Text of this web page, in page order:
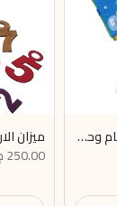
كتاب قماش تفاعلي ارقام وحساب مع تمارين
250.00 ج.م